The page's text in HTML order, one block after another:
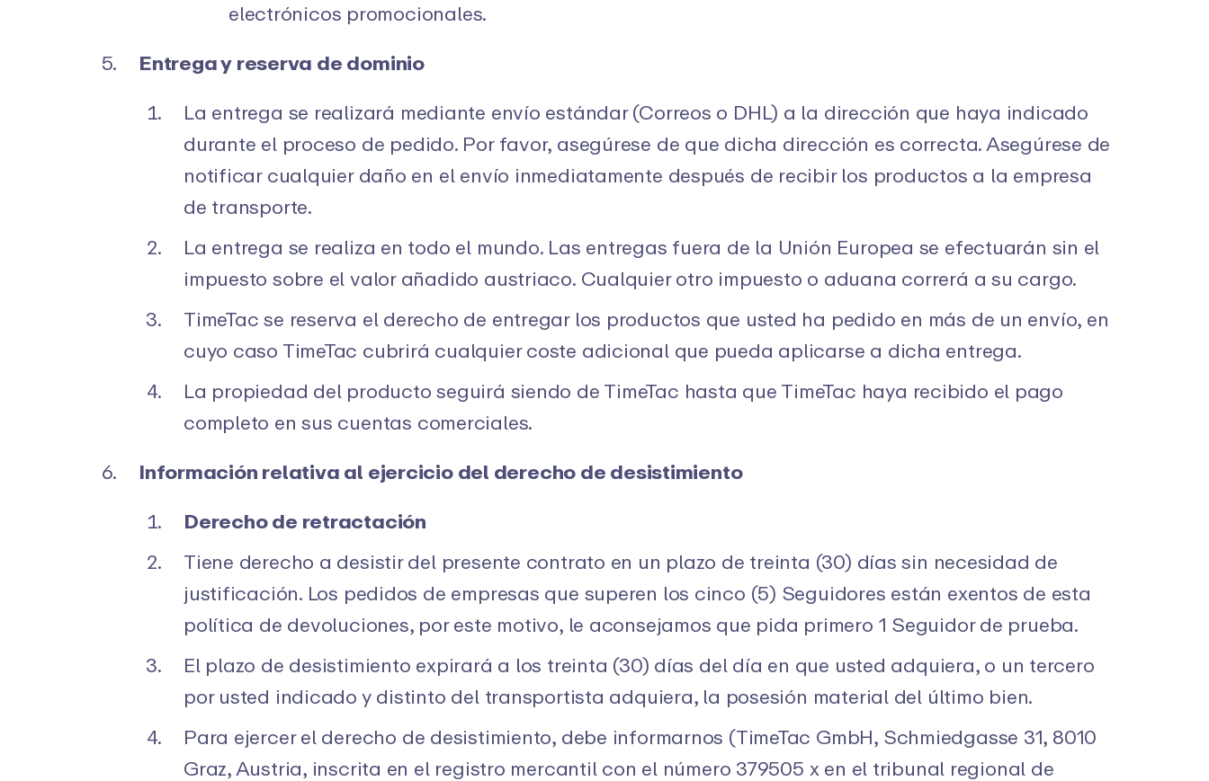
electrónicos promocionales.
Entrega y reserva de dominio
La entrega se realizará mediante envío estándar (Correos o DHL) a la dirección que haya indicado
durante el proceso de pedido. Por favor, asegúrese de que dicha dirección es correcta. Asegúrese de
notificar cualquier daño en el envío inmediatamente después de recibir los productos a la empresa
de transporte.
La entrega se realiza en todo el mundo. Las entregas fuera de la Unión Europea se efectuarán sin el
impuesto sobre el valor añadido austriaco. Cualquier otro impuesto o aduana correrá a su cargo.
TimeTac se reserva el derecho de entregar los productos que usted ha pedido en más de un envío, en
cuyo caso TimeTac cubrirá cualquier coste adicional que pueda aplicarse a dicha entrega.
La propiedad del producto seguirá siendo de TimeTac hasta que TimeTac haya recibido el pago
completo en sus cuentas comerciales.
Información relativa al ejercicio del derecho de desistimiento
Derecho de retractación
Tiene derecho a desistir del presente contrato en un plazo de treinta (30) días sin necesidad de
justificación. Los pedidos de empresas que superen los cinco (5) Seguidores están exentos de esta
política de devoluciones, por este motivo, le aconsejamos que pida primero 1 Seguidor de prueba.
El plazo de desistimiento expirará a los treinta (30) días del día en que usted adquiera, o un tercero
por usted indicado y distinto del transportista adquiera, la posesión material del último bien.
Para ejercer el derecho de desistimiento, debe informarnos (TimeTac GmbH, Schmiedgasse 31, 8010
Graz, Austria, inscrita en el registro mercantil con el número 379505 x en el tribunal regional de